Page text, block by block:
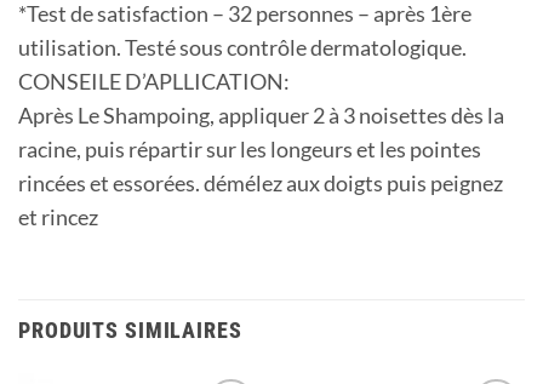
*Test de satisfaction – 32 personnes – après 1ère
utilisation. Testé sous contrôle dermatologique.
CONSEILE D’APLLICATION:
Après Le Shampoing, appliquer 2 à 3 noisettes dès la
racine, puis répartir sur les longeurs et les pointes
rincées et essorées. démélez aux doigts puis peignez
et rincez
PRODUITS SIMILAIRES